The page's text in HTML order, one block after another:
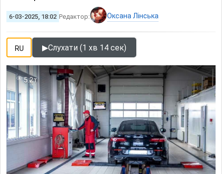
6-03-2025, 18:02 Редактор: Оксана Лінська
RU ▶Слухати (1 хв 14 сек)
5.2т